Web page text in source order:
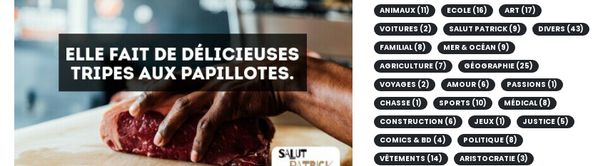
ANIMAUX (11)
ECOLE (16)
ART (17)
VOITURES (2)
SALUT PATRICK (9)
DIVERS (43)
FAMILIAL (8)
MER & OCÉAN (9)
AGRICULTURE (7)
GÉOGRAPHIE (25)
VOYAGES (2)
AMOUR (6)
PASSIONS (1)
CHASSE (1)
SPORTS (10)
MÉDICAL (8)
CONSTRUCTION (6)
JEUX (1)
JUSTICE (5)
COMICS & BD (4)
POLITIQUE (8)
VÊTEMENTS (14)
ARISTOCRATIE (3)